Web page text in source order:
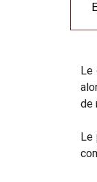
de
Le